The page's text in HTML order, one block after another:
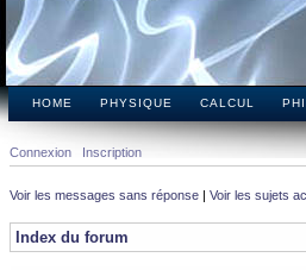
HOME PHYSIQUE CALCUL
Connexion Inscription
Voir les messages sans réponse | Voir les sujets
Index du forum